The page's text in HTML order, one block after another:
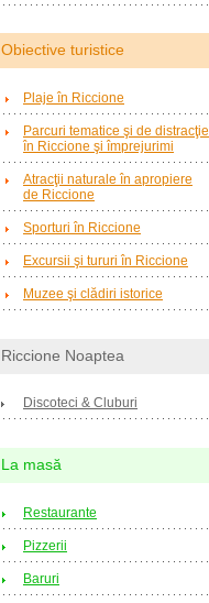
Obiective turistice
Plaje în Riccione
Parcuri tematice şi de distracţie
în Riccione şi împrejurimi
Atracţii naturale în apropiere
de Riccione
Sporturi în Riccione
Excursii şi tururi în Riccione
Muzee şi clădiri istorice
Riccione Noaptea
Discoteci & Cluburi
La masă
Restaurante
Pizzerii
Baruri